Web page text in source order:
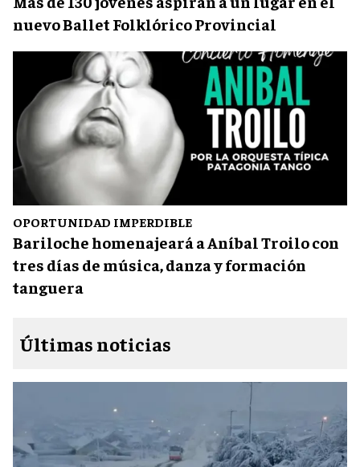
nuevo Ballet Folklórico Provincial
OPORTUNIDAD IMPERDIBLE
Bariloche homenajeará a Aníbal Troilo con
tres días de música, danza y formación
tanguera
Últimas noticias